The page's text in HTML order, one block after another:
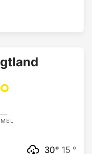
30° 15 °